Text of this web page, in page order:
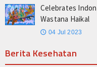
Celebrates
Wastana Haikal
🕔 04 Jul 2023
Berita Kesehatan